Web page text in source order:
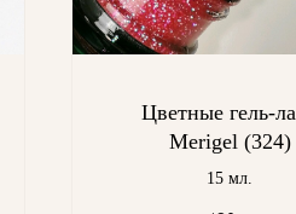
Цветные гель-
Merigel (324)
15 мл.